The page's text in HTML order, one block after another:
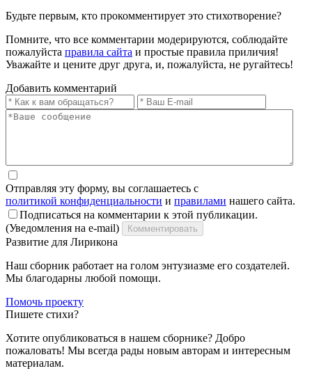
Будьте первым, кто прокомментирует это стихотворение?
Помните, что все комментарии модерируются, соблюдайте
пожалуйста правила сайта и простые правила приличия!
Уважайте и цените друг друга, и, пожалуйста, не ругайтесь!
Добавить комментарий
Отправляя эту форму, вы соглашаетесь с
политикой конфиденциальности и правилами нашего сайта.
Подписаться на комментарии к этой публикации.
(Уведомления на e-mail)
Комментировать
Развитие для Лирикона
Наш сборник работает на голом энтузиазме его создателей.
Мы благодарны любой помощи.
Помочь проекту
Пишете стихи?
Хотите опубликоваться в нашем сборнике? Добро
пожаловать! Мы всегда рады новым авторам и интересным
материалам.